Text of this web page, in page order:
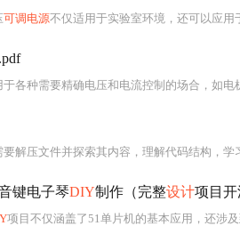
可调电源不仅适用于实验室环境，还可以应用
.pdf
各种需要精确电压和电流控制的场合，如电机测试、焊接机
键电子琴DIY制作（完整设计项目开
项目不仅涵盖了51单片机的基本应用，还涉